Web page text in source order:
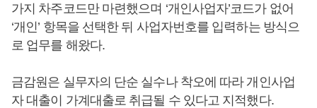
가지 차주코드만 마련했으며 ‘개인사업자’코드가 없어
‘개인’ 항목을 선택한 뒤 사업자번호를 입력하는 방식으
로 업무를 해왔다.
금감원은 실무자의 단순 실수나 착오에 따라 개인사업
자 대출이 가계대출로 취급될 수 있다고 지적했다.